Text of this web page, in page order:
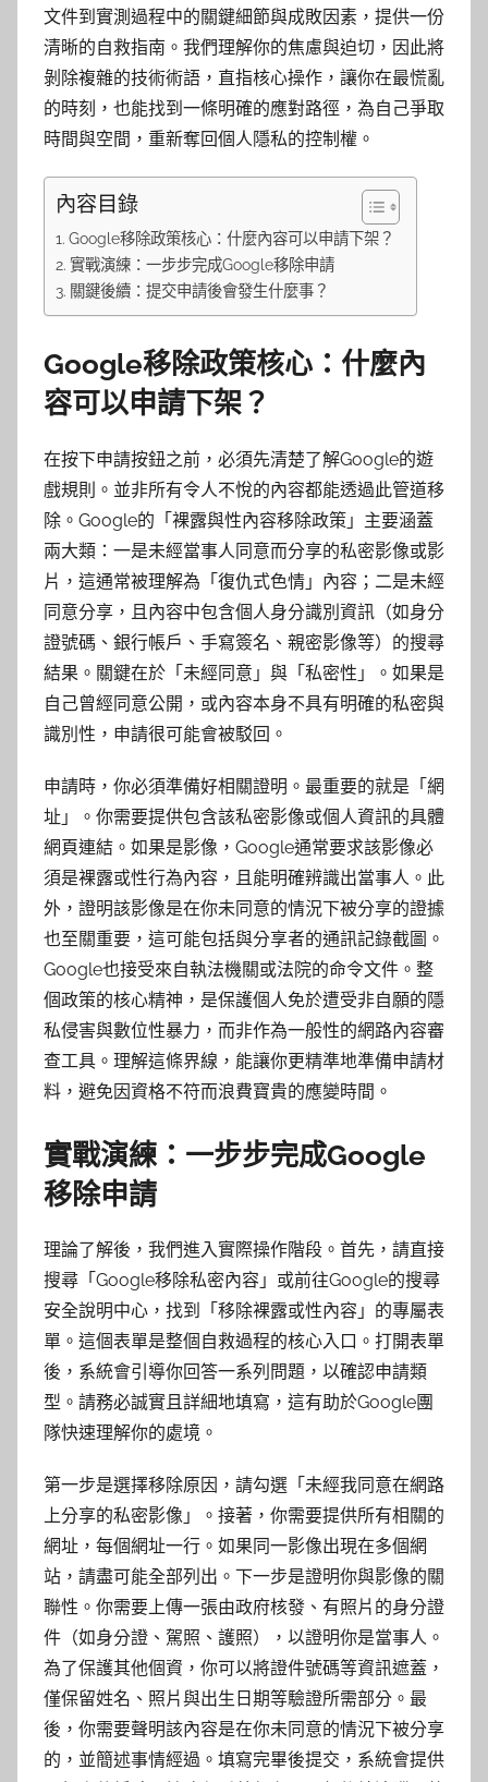
文件到實測過程中的關鍵細節與成敗因素，提供一份
清晰的自救指南。我們理解你的焦慮與迫切，因此將
剝除複雜的技術術語，直指核心操作，讓你在最慌亂
的時刻，也能找到一條明確的應對路徑，為自己爭取
時間與空間，重新奪回個人隱私的控制權。
內容目錄
Google移除政策核心：什麼內容可以申請下架？
實戰演練：一步步完成Google移除申請
關鍵後續：提交申請後會發生什麼事？
Google移除政策核心：什麼內
容可以申請下架？
在按下申請按鈕之前，必須先清楚了解Google的遊
戲規則。並非所有令人不悅的內容都能透過此管道移
除。Google的「裸露與性內容移除政策」主要涵蓋
兩大類：一是未經當事人同意而分享的私密影像或影
片，這通常被理解為「復仇式色情」內容；二是未經
同意分享，且內容中包含個人身分識別資訊（如身分
證號碼、銀行帳戶、手寫簽名、親密影像等）的搜尋
結果。關鍵在於「未經同意」與「私密性」。如果是
自己曾經同意公開，或內容本身不具有明確的私密與
識別性，申請很可能會被駁回。
申請時，你必須準備好相關證明。最重要的就是「網
址」。你需要提供包含該私密影像或個人資訊的具體
網頁連結。如果是影像，Google通常要求該影像必
須是裸露或性行為內容，且能明確辨識出當事人。此
外，證明該影像是在你未同意的情況下被分享的證據
也至關重要，這可能包括與分享者的通訊記錄截圖。
Google也接受來自執法機關或法院的命令文件。整
個政策的核心精神，是保護個人免於遭受非自願的隱
私侵害與數位性暴力，而非作為一般性的網路內容審
查工具。理解這條界線，能讓你更精準地準備申請材
料，避免因資格不符而浪費寶貴的應變時間。
實戰演練：一步步完成Google
移除申請
理論了解後，我們進入實際操作階段。首先，請直接
搜尋「Google移除私密內容」或前往Google的搜尋
安全說明中心，找到「移除裸露或性內容」的專屬表
單。這個表單是整個自救過程的核心入口。打開表單
後，系統會引導你回答一系列問題，以確認申請類
型。請務必誠實且詳細地填寫，這有助於Google團
隊快速理解你的處境。
第一步是選擇移除原因，請勾選「未經我同意在網路
上分享的私密影像」。接著，你需要提供所有相關的
網址，每個網址一行。如果同一影像出現在多個網
站，請盡可能全部列出。下一步是證明你與影像的關
聯性。你需要上傳一張由政府核發、有照片的身分證
件（如身分證、駕照、護照），以證明你是當事人。
為了保護其他個資，你可以將證件號碼等資訊遮蓋，
僅保留姓名、照片與出生日期等驗證所需部分。最
後，你需要聲明該內容是在你未同意的情況下被分享
的，並簡述事情經過。填寫完畢後提交，系統會提供